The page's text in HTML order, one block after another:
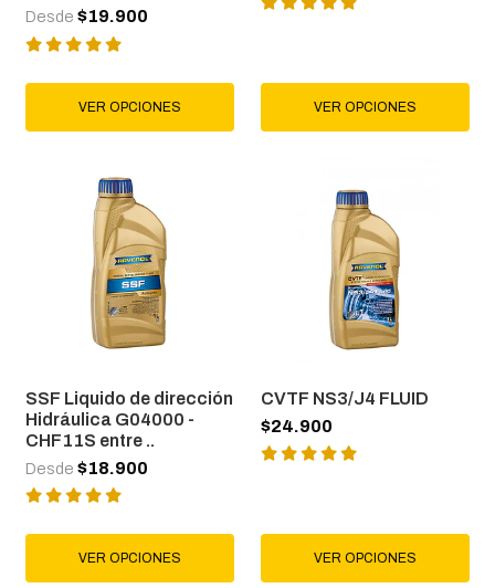
Desde $19.900
VER OPCIONES VER OPCIONES
SSF Liquido de dirección
Hidráulica G04000 -
CHF11S entre ..
Desde $18.900
VER OPCIONES
CVTF NS3/J4 FLUID
$24.900
VER OPCIONES